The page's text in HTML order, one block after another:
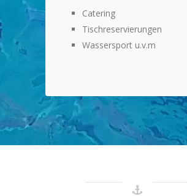
Catering
Tischreservierungen
Wassersport u.v.m